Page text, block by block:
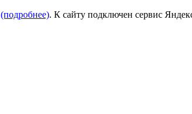
(подробнее). К сайту подключен сервис